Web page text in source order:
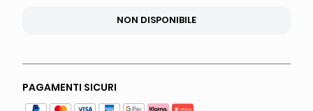
NON DISPONIBILE
PAGAMENTI SICURI